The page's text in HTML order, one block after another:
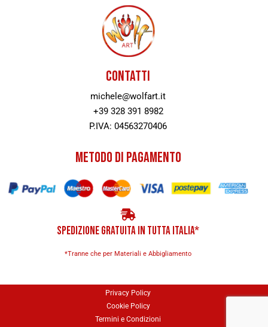
CONTATTI
michele@wolfart.it
+39 328 391 8982
P.IVA: 04563270406
METODO DI PAGAMENTO
SPEDIZIONE GRATUITA IN TUTTA ITALIA*
*Tranne che per Materiali e Abbigliamento
Privacy Policy
Cookie Policy
Termini e Condizioni